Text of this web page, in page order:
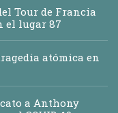
Tour de Francia
el lugar 87
atómica en
a Anthony